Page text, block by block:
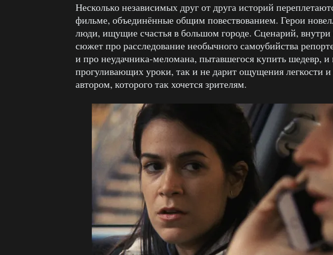
Несколько независимых друг от друга историй
фильме, объединённые общим повествованием. Герои
люди, ищущие счастья в большом городе. Сценарий, внутри
сюжет про расследование необычного самоубийства
и про неудачника-меломана, пытавшегося купить шедевр, и
прогуливающих уроки, так и не дарит ощущения легкости и
автором, которого так хочется зрителям.